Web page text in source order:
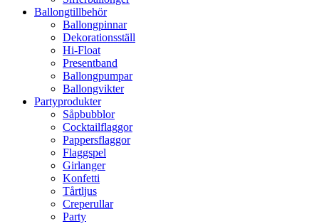
Ballong­tillbehör
Ballongpinnar
Dekorationsställ
Hi-Float
Presentband
Ballongpumpar
Ballong­vikter
Party­­produkter
Såpbubblor
Cocktail­flaggor
Pappers­flaggor
Flaggspel
Girlanger
Konfetti
Tårtljus
Creperullar
Party